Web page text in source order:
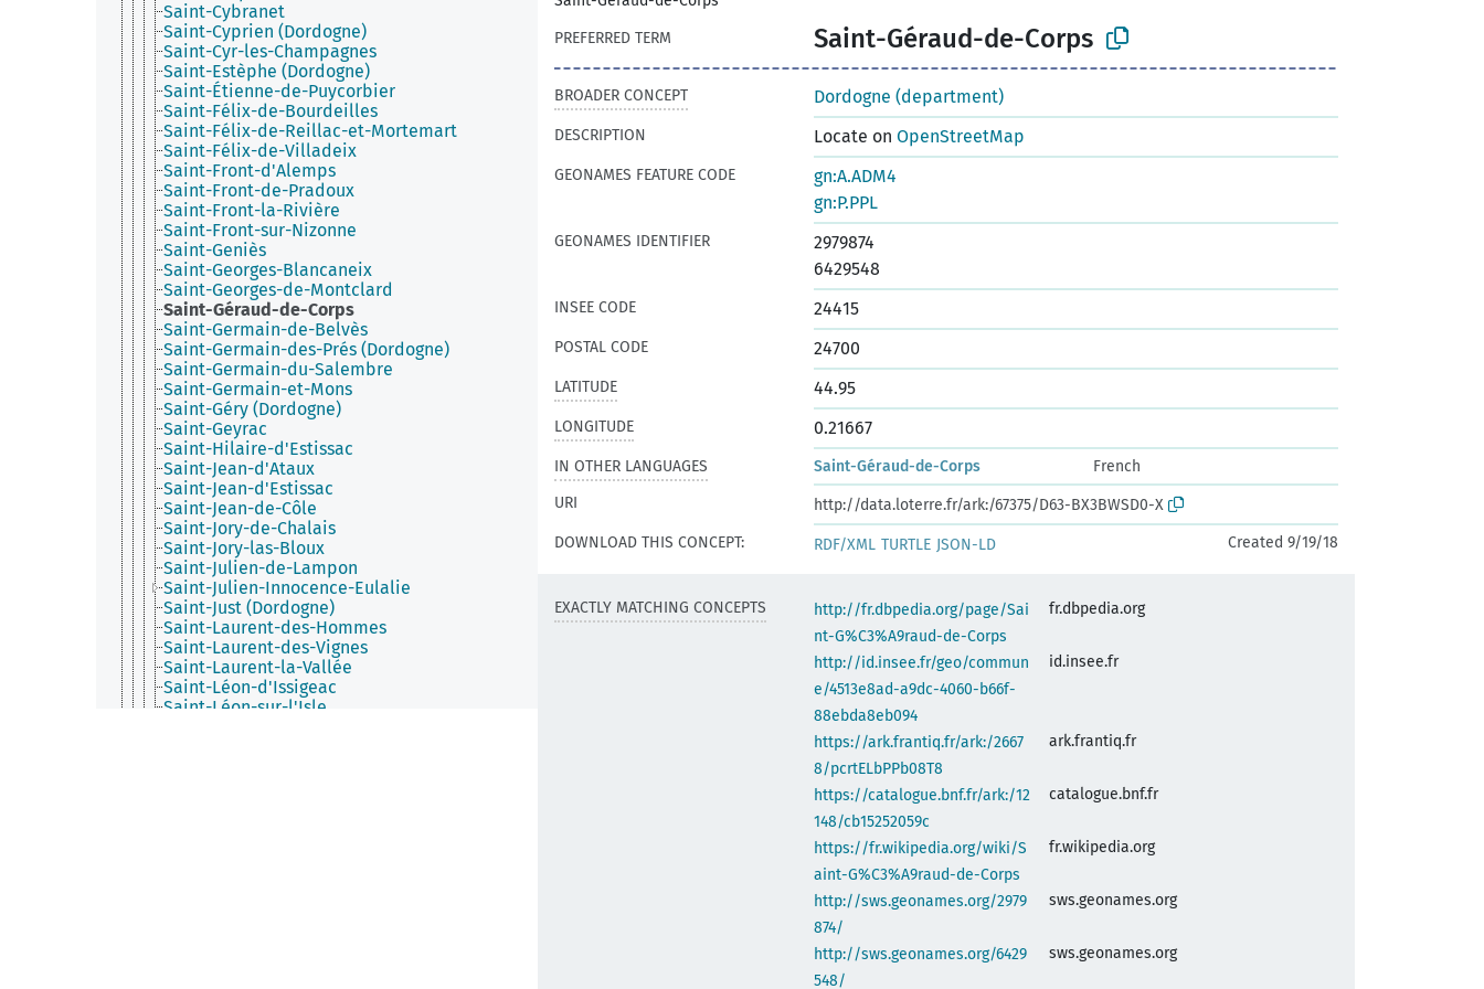
Saint-Cybranet
Saint-Cyprien (Dordogne)
Saint-Cyr-les-Champagnes
Saint-Estèphe (Dordogne)
Saint-Étienne-de-Puycorbier
Saint-Félix-de-Bourdeilles
Saint-Félix-de-Reillac-et-Mortemart
Saint-Félix-de-Villadeix
Saint-Front-d'Alemps
Saint-Front-de-Pradoux
Saint-Front-la-Rivière
Saint-Front-sur-Nizonne
Saint-Geniès
Saint-Georges-Blancaneix
Saint-Georges-de-Montclard
Saint-Géraud-de-Corps
Saint-Germain-de-Belvès
Saint-Germain-des-Prés (Dordogne)
Saint-Germain-du-Salembre
Saint-Germain-et-Mons
Saint-Géry (Dordogne)
Saint-Geyrac
Saint-Hilaire-d'Estissac
Saint-Jean-d'Ataux
Saint-Jean-d'Estissac
Saint-Jean-de-Côle
Saint-Jory-de-Chalais
Saint-Jory-las-Bloux
Saint-Julien-de-Lampon
Saint-Julien-Innocence-Eulalie
Saint-Just (Dordogne)
Saint-Laurent-des-Hommes
Saint-Laurent-des-Vignes
Saint-Laurent-la-Vallée
Saint-Léon-d'Issigeac
Saint-Léon-sur-l'Isle
PREFERRED TERM
Saint-Géraud-de-Corps
BROADER CONCEPT Dordogne (department)
DESCRIPTION Locate on OpenStreetMap
GEONAMES FEATURE CODE
gn:A.ADM4
gn:P.PPL
GEONAMES IDENTIFIER
2979874
6429548
INSEE CODE 24415
POSTAL CODE 24700
LATITUDE 44.95
LONGITUDE 0.21667
IN OTHER LANGUAGES Saint-Géraud-de-Corps
French
URI
http://data.loterre.fr/ark:/67375/D63-BX3BWSD0-X
DOWNLOAD THIS CONCEPT:
RDF/XML TURTLE JSON-LD Created 9/19/18
EXACTLY MATCHING CONCEPTS
http://fr.dbpedia.org/page/Sai
nt-G%C3%A9raud-de-Corps
fr.dbpedia.org
http://id.insee.fr/geo/commun
e/4513e8ad-a9dc-4060-b66f-
88ebda8eb094
id.insee.fr
https://ark.frantiq.fr/ark:/2667
8/pcrtELbPPb08T8
ark.frantiq.fr
https://catalogue.bnf.fr/ark:/12
148/cb15252059c
catalogue.bnf.fr
https://fr.wikipedia.org/wiki/S
aint-G%C3%A9raud-de-Corps
fr.wikipedia.org
http://sws.geonames.org/2979
874/
sws.geonames.org
http://sws.geonames.org/6429
548/
sws.geonames.org